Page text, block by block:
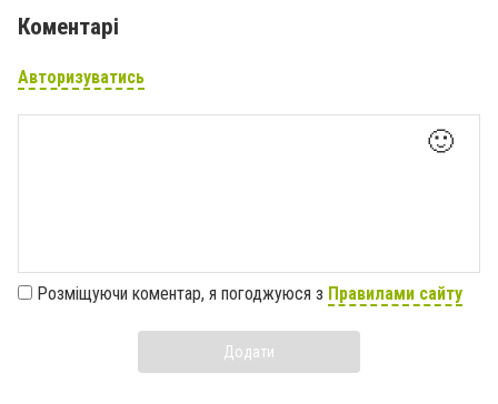
Коментарі
Авторизуватись
🙂
Розміщуючи коментар, я погоджуюся з Правилами сайту
Додати